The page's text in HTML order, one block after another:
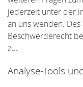
jederzeit unter der
an uns wenden.
Beschwerderecht
zu.
Analyse-Tools